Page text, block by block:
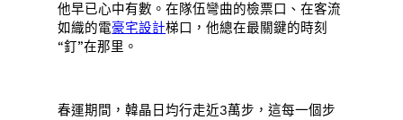
他早已心中有數。在隊伍彎曲的檢票口、在客流
如織的電豪宅設計梯口，他總在最關鍵的時刻
“釘”在那里。
春運期間，韓晶日均行走近3萬步，這每一個步